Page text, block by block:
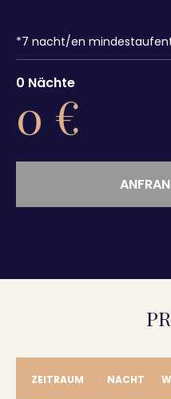
*7 nacht/en
0 Nächte
0 €
ZEITRAUM NACHT